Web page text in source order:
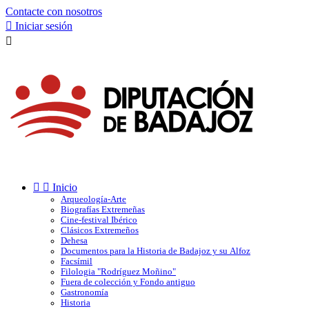
Contacte con nosotros
 Iniciar sesión

  Inicio
Arqueología-Arte
Biografías Extremeñas
Cine-festival Ibérico
Clásicos Extremeños
Dehesa
Documentos para la Historia de Badajoz y su Alfoz
Facsímil
Filologia "Rodríguez Moñino"
Fuera de colección y Fondo antiguo
Gastronomía
Historia